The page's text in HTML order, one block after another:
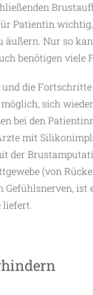
Patientin
äußern. Nur so
benötigen viele
die
sich
bei den
mit
der
(von
liefert.